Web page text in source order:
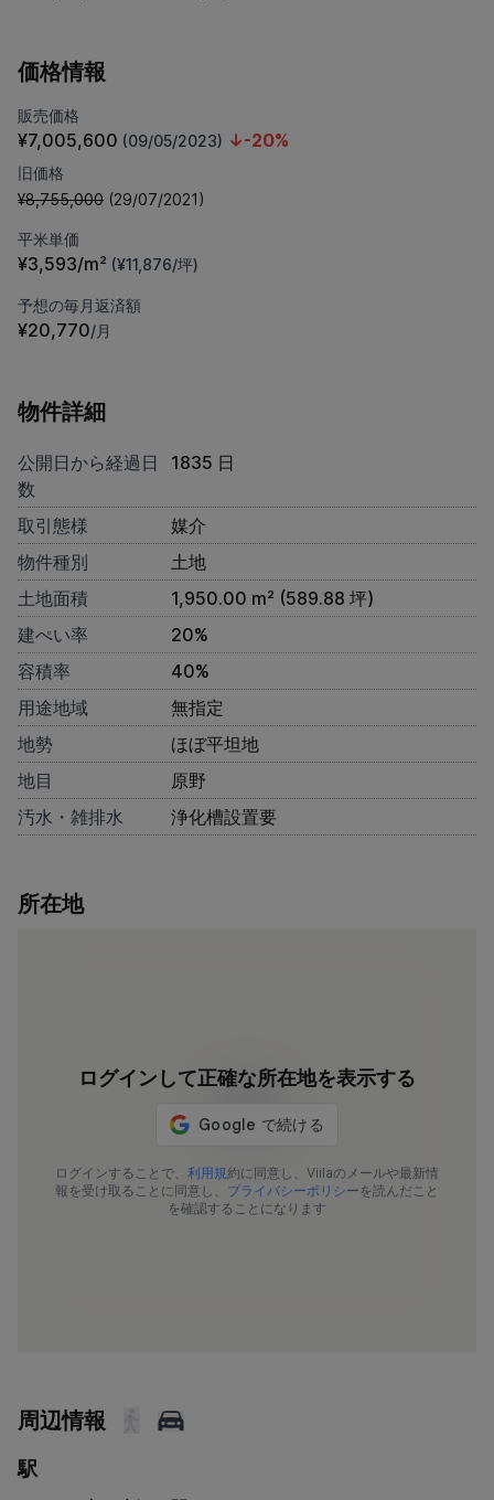
価格情報
販売価格
¥7,005,600 (09/05/2023) ↓-20%
旧価格
¥8,755,000 (29/07/2021)
平米単価
¥3,593/m² (¥11,876/坪)
予想の毎月返済額
¥20,770/月
物件詳細
公開日から経過日
数
1835 日
取引態様
媒介
物件種別
土地
土地面積
1,950.00 m² (589.88 坪)
建ぺい率
20%
容積率
40%
用途地域
無指定
地勢
ほぼ平坦地
地目
原野
汚水・雑排水
浄化槽設置要
所在地
ログインして正確な所在地を表示する
ログインすることで、 利用規約に同意し、Viilaのメールや最新情
報を受け取ることに同意し、 プライバシーポリシーを読んだこと
を確認することになります
周辺情報
駅